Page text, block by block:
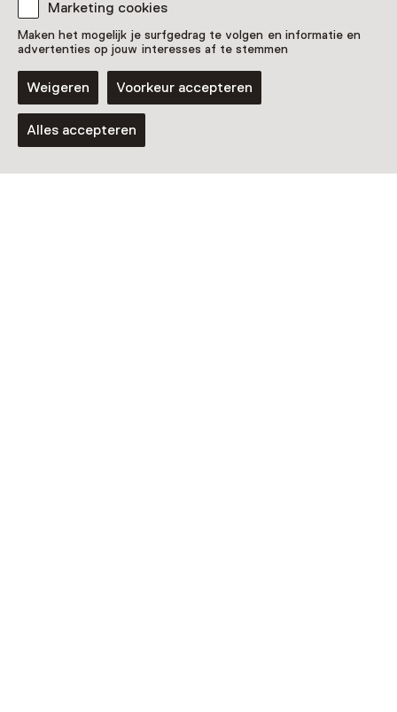
Marketing cookies
Maken het mogelijk je surfgedrag te volgen en informatie en
advertenties op jouw interesses af te stemmen
Weigeren Voorkeur accepteren
Alles accepteren
Hofland